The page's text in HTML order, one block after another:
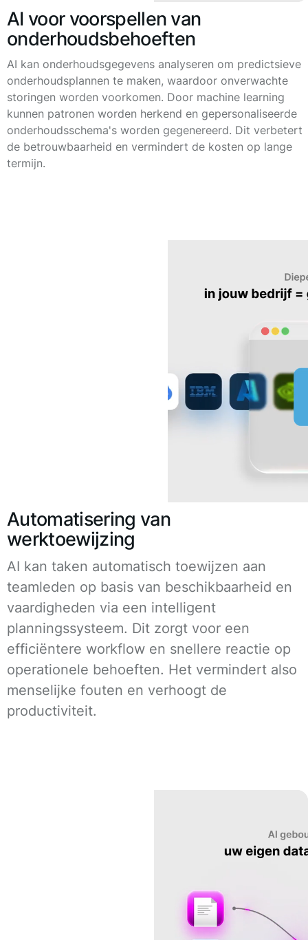
AI voor voorspellen van
onderhoudsbehoeften
AI kan onderhoudsgegevens analyseren om predictsieve
onderhoudsplannen te maken, waardoor onverwachte
storingen worden voorkomen. Door machine learning
kunnen patronen worden herkend en gepersonaliseerde
onderhoudsschema's worden gegenereerd. Dit verbetert
de betrouwbaarheid en vermindert de kosten op lange
termijn.
Automatisering van
werktoewijzing
AI kan taken automatisch toewijzen aan
teamleden op basis van beschikbaarheid en
vaardigheden via een intelligent
planningssysteem. Dit zorgt voor een
efficiëntere workflow en snellere reactie op
operationele behoeften. Het vermindert also
menselijke fouten en verhoogt de
productiviteit.